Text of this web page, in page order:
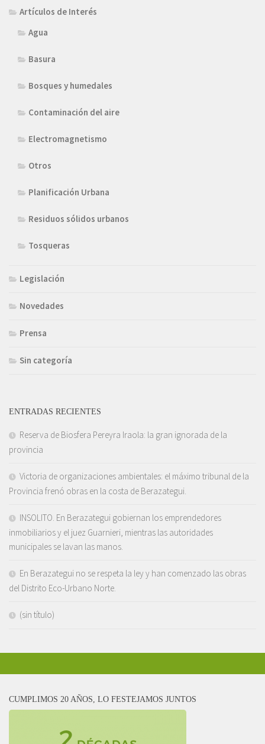
Artículos de Interés
Agua
Basura
Bosques y humedales
Contaminación del aire
Electromagnetismo
Otros
Planificación Urbana
Residuos sólidos urbanos
Tosqueras
Legislación
Novedades
Prensa
Sin categoría
ENTRADAS RECIENTES
Reserva de Biosfera Pereyra Iraola: la gran ignorada de la
provincia
Victoria de organizaciones ambientales: el máximo tribunal de la
Provincia frenó obras en la costa de Berazategui.
INSOLITO. En Berazategui gobiernan los emprendedores
inmobiliarios y el juez Guarnieri, mientras las autoridades
municipales se lavan las manos.
En Berazategui no se respeta la ley y han comenzado las obras
del Distrito Eco-Urbano Norte.
(sin título)
CUMPLIMOS 20 AÑOS, LO FESTEJAMOS JUNTOS